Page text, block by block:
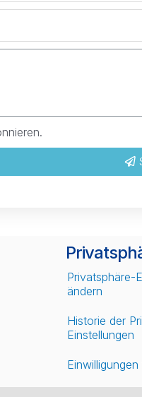
Privatsphäre-
ändern
Historie der
Einstellungen